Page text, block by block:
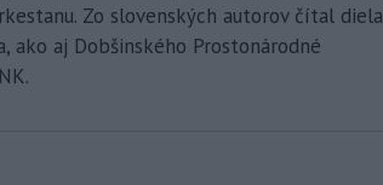
Zo slovenských autorov čítal diela
ako aj Dobšinského Prostonárodné